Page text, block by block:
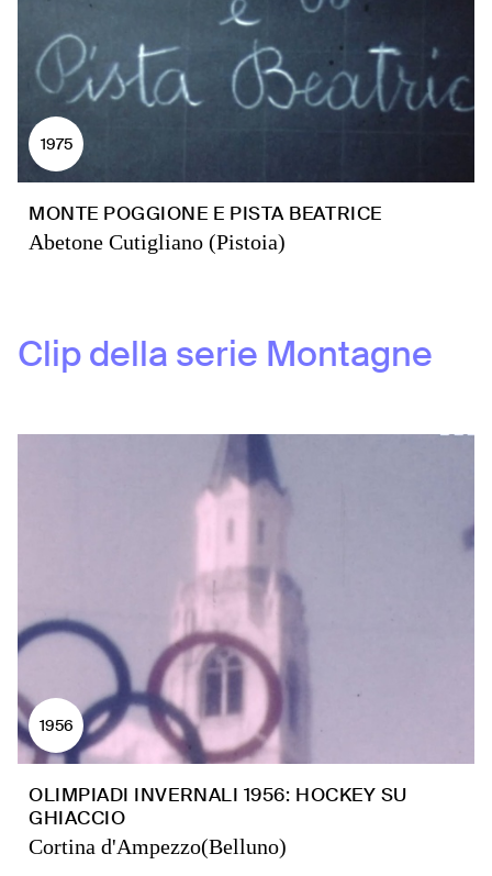
1975
MONTE POGGIONE E PISTA BEATRICE
Abetone Cutigliano (Pistoia)
Clip della serie Montagne
1956
OLIMPIADI INVERNALI 1956: HOCKEY SU
GHIACCIO
Cortina d'Ampezzo(Belluno)